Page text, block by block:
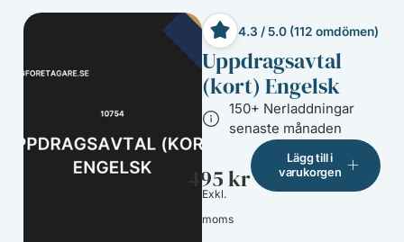
4.3 / 5.0 (112 omdömen)
Uppdragsavtal
(kort) Engelsk
150+ Nerladdningar
senaste månaden
495kr
Exkl.
moms
Lägg till i
varukorgen